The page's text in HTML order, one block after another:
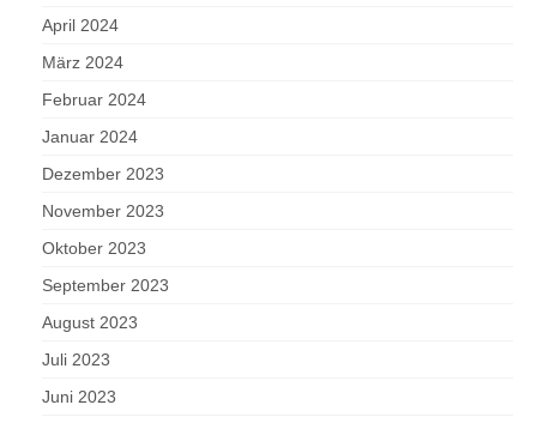
April 2024
März 2024
Februar 2024
Januar 2024
Dezember 2023
November 2023
Oktober 2023
September 2023
August 2023
Juli 2023
Juni 2023